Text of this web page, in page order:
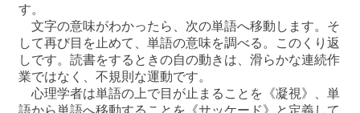
す。
文字の意味がわかったら、次の単語へ移動します。そ
して再び目を止めて、単語の意味を調べる。このくり返
しです。読書をするときの自の動きは、滑らかな連続作
業ではなく、不規則な運動です。
心理学者は単語の上で目が止まることを《凝視》、単
語から単語へ移動することを《サッケード》と定義して